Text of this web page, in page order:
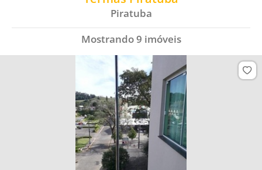
Piratuba
Mostrando9 imóveis